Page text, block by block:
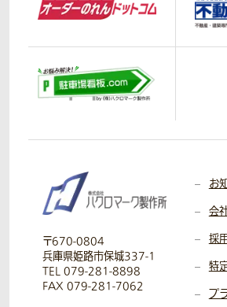
〒670-0804
兵庫県姫路市保城337-1
TEL 079-281-8898
FAX 079-281-7062
お
会
採
特
プ